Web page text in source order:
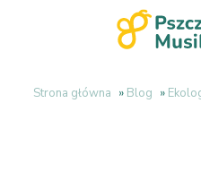
Strona główna » Blog »